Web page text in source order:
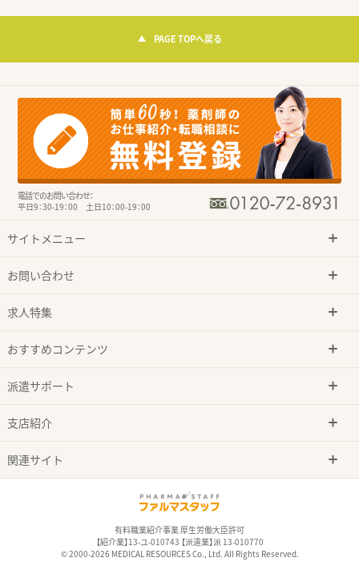
PAGE TOPへ戻る
電話でのお問い合わせ：
平日9：30-19：00 土日10：00-19：00
サイトメニュー
お問い合わせ
求人特集
おすすめコンテンツ
派遣サポート
支店紹介
関連サイト
有料職業紹介事業 厚生労働大臣許可
【紹介業】13-ユ-010743 【派遣業】派 13-010770
© 2000-2026 MEDICAL RESOURCES Co., Ltd. All Rights Reserved.